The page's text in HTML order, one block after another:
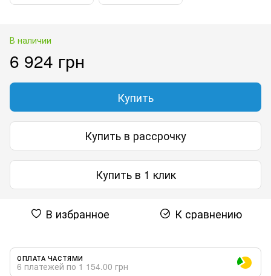
В наличии
6 924 грн
Купить
Купить в рассрочку
Купить в 1 клик
В избранное К сравнению
ОПЛАТА ЧАСТЯМИ
6 платежей по 1 154.00 грн